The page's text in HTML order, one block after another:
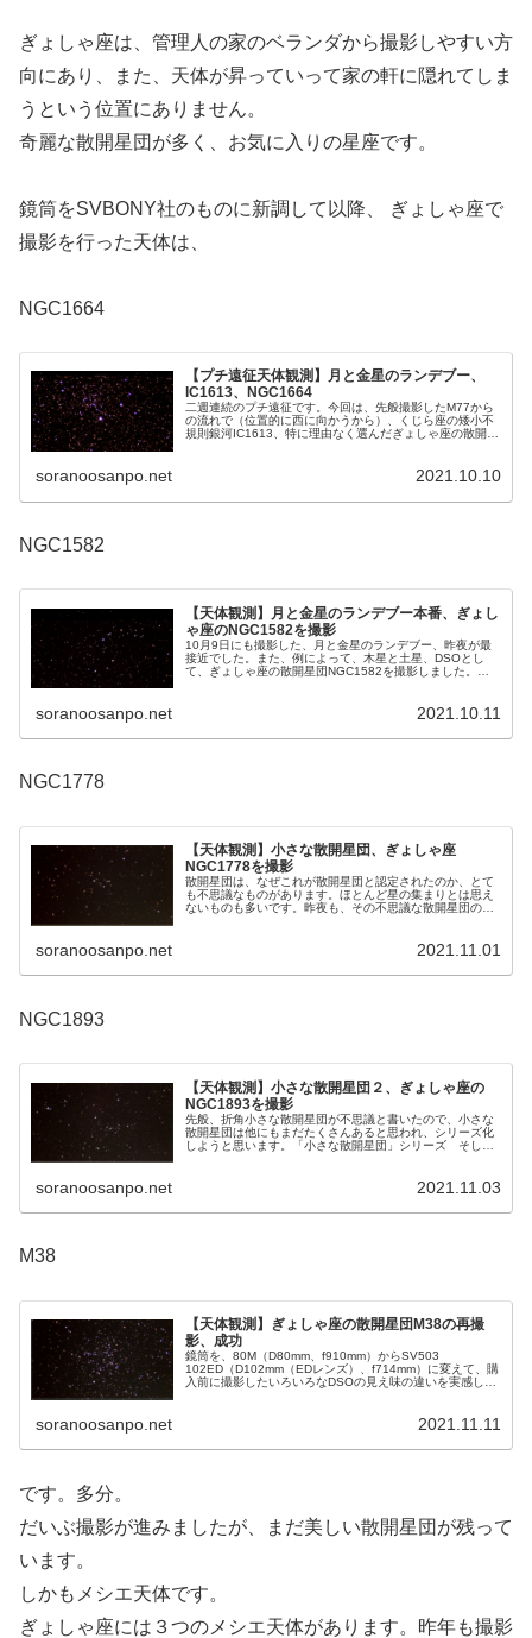
ぎょしゃ座は、管理人の家のベランダから撮影しやすい方
向にあり、また、天体が昇っていって家の軒に隠れてしま
うという位置にありません。
奇麗な散開星団が多く、お気に入りの星座です。
鏡筒をSVBONY社のものに新調して以降、 ぎょしゃ座で
撮影を行った天体は、
NGC1664
【プチ遠征天体観測】月と金星のランデブー、
IC1613、NGC1664
二週連続のプチ遠征です。今回は、先般撮影したM77から
の流れで（位置的に西に向かうから）、くじら座の矮小不
規則銀河IC1613、特に理由なく選んだぎょしゃ座の散開星
soranoosanpo.net 2021.10.10
NGC1582
【天体観測】月と金星のランデブー本番、ぎょし
ゃ座のNGC1582を撮影
10月9日にも撮影した、月と金星のランデブー、昨夜が最
接近でした。また、例によって、木星と土星、DSOとし
て、ぎょしゃ座の散開星団NGC1582を撮影しました。天
soranoosanpo.net 2021.10.11
NGC1778
【天体観測】小さな散開星団、ぎょしゃ座
NGC1778を撮影
散開星団は、なぜこれが散開星団と認定されたのか、とて
も不思議なものがあります。ほとんど星の集まりとは思え
ないものも多いです。昨夜も、その不思議な散開星団の撮
soranoosanpo.net 2021.11.01
NGC1893
【天体観測】小さな散開星団２、ぎょしゃ座の
NGC1893を撮影
先般、折角小さな散開星団が不思議と書いたので、小さな
散開星団は他にもまだたくさんあると思われ、シリーズ化
しようと思います。「小さな散開星団」シリーズ そして
soranoosanpo.net 2021.11.03
M38
【天体観測】ぎょしゃ座の散開星団M38の再撮
影、成功
鏡筒を、80M（D80mm、f910mm）からSV503
102ED（D102mm（EDレンズ）、f714mm）に変えて、購
入前に撮影したいろいろなDSOの見え味の違いを実感した
soranoosanpo.net 2021.11.11
です。多分。
だいぶ撮影が進みましたが、まだ美しい散開星団が残って
います。
しかもメシエ天体です。
ぎょしゃ座には３つのメシエ天体があります。昨年も撮影